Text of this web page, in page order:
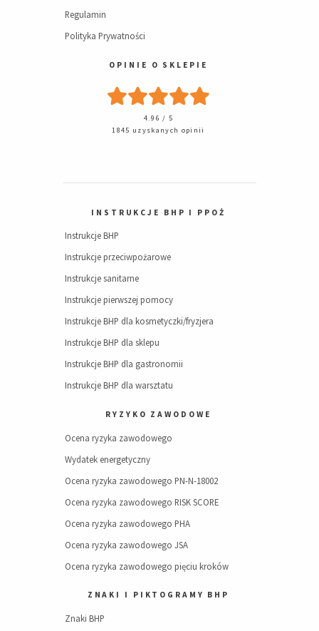
Regulamin
Polityka Prywatności
OPINIE O SKLEPIE
4.96 / 5
1845 uzyskanych opinii
INSTRUKCJE BHP I PPOŻ
Instrukcje BHP
Instrukcje przeciwpożarowe
Instrukcje sanitarne
Instrukcje pierwszej pomocy
Instrukcje BHP dla kosmetyczki/fryzjera
Instrukcje BHP dla sklepu
Instrukcje BHP dla gastronomii
Instrukcje BHP dla warsztatu
RYZYKO ZAWODOWE
Ocena ryzyka zawodowego
Wydatek energetyczny
Ocena ryzyka zawodowego PN-N-18002
Ocena ryzyka zawodowego RISK SCORE
Ocena ryzyka zawodowego PHA
Ocena ryzyka zawodowego JSA
Ocena ryzyka zawodowego pięciu kroków
ZNAKI I PIKTOGRAMY BHP
Znaki BHP